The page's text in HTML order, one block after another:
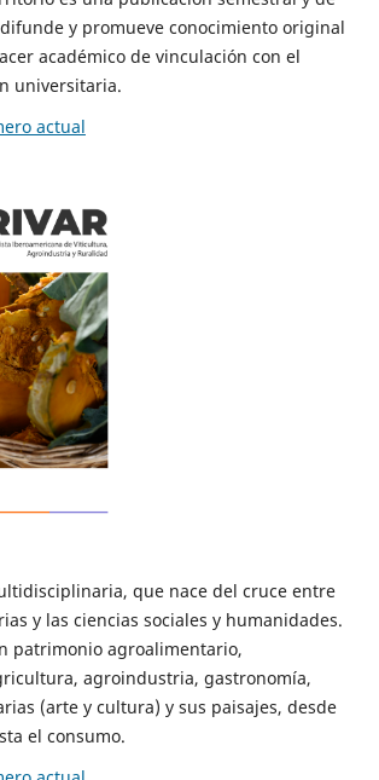
y promueve conocimiento original
académico de vinculación con el
universitaria.
actual
que nace del cruce entre
y las ciencias sociales y humanidades.
patrimonio agroalimentario,
agroindustria, gastronomía,
(arte y cultura) y sus paisajes, desde
el consumo.